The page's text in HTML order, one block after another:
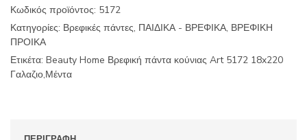
5172
18x220
Γαλαζιο,Μέντα
ποσότητα
Κωδικός προϊόντος: 5172
Κατηγορίες: Βρεφικές πάντες, ΠΑΙΔΙΚΑ - ΒΡΕΦΙΚΑ, ΒΡΕΦΙΚΗ
ΠΡΟΙΚΑ
Ετικέτα: Beauty Home Βρεφική πάντα κούνιας Art 5172 18x220
Γαλαζιο,Μέντα